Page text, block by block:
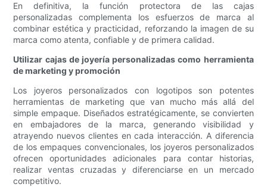
En definitiva, la función protectora de las cajas
personalizadas complementa los esfuerzos de marca al
combinar estética y practicidad, reforzando la imagen de su
marca como atenta, confiable y de primera calidad.
Utilizar cajas de joyería personalizadas como herramienta
de marketing y promoción
Los joyeros personalizados con logotipos son potentes
herramientas de marketing que van mucho más allá del
simple empaque. Diseñados estratégicamente, se convierten
en embajadores de la marca, generando visibilidad y
atrayendo nuevos clientes en cada interacción. A diferencia
de los empaques convencionales, los joyeros personalizados
ofrecen oportunidades adicionales para contar historias,
realizar ventas cruzadas y diferenciarse en un mercado
competitivo.